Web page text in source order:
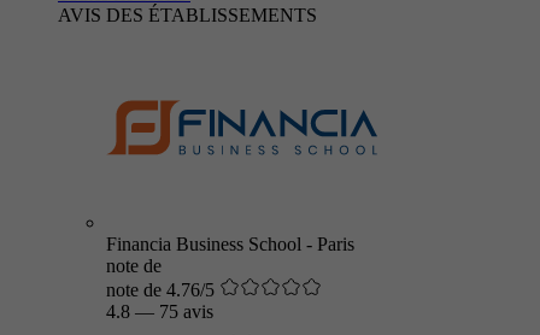
AVIS DES ÉTABLISSEMENTS
Financia Business School - Paris
note de
note de 4.76/5
4.8 — 75 avis